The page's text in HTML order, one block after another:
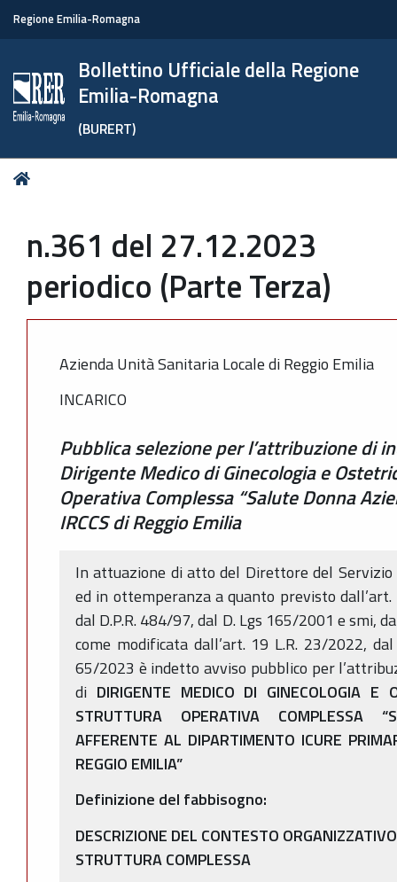
Regione Emilia-Romagna
Bollettino Ufficiale della Regione
Emilia-Romagna
(BURERT)
Tu
n.361 del 27.12.2023
periodico (Parte Terza)
Azienda Unità Sanitaria Locale di Reggio Emilia
INCARICO
Pubblica selezione per l’attribuzione di
Dirigente Medico di Ginecologia e
Operativa Complessa “Salute Donna
IRCCS di Reggio Emilia
In attuazione di atto del Direttore del Servizio
ed in ottemperanza a quanto previsto
dal D.P.R. 484/97, dal D. Lgs 165/2001 e smi,
come modificata dall’art. 19 L.R. 23/2022,
65/2023 è indetto avviso pubblico per
di DIRIGENTE MEDICO DI GINECOLOGIA E
STRUTTURA OPERATIVA COMPLESSA
AFFERENTE AL DIPARTIMENTO ICURE
REGGIO EMILIA”
Definizione del fabbisogno:
DESCRIZIONE DEL CONTESTO
STRUTTURA COMPLESSA